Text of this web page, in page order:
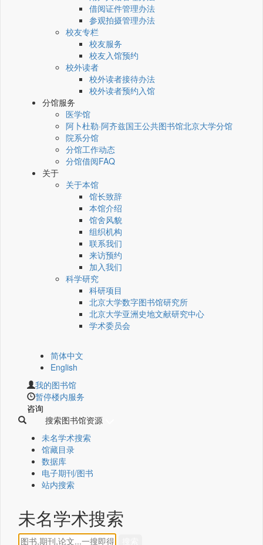
借阅证件管理办法
参观拍摄管理办法
校友专栏
校友服务
校友入馆预约
校外读者
校外读者接待办法
校外读者预约入馆
分馆服务
医学馆
阿卜杜勒·阿齐兹国王公共图书馆北京大学分馆
院系分馆
分馆工作动态
分馆借阅FAQ
关于
关于本馆
馆长致辞
本馆介绍
馆舍风貌
组织机构
联系我们
来访预约
加入我们
科学研究
科研项目
北京大学数字图书馆研究所
北京大学亚洲史地文献研究中心
学术委员会
简体中文
English
我的图书馆
暂停楼内服务
咨询
搜索图书馆资源
未名学术搜索
馆藏目录
数据库
电子期刊/图书
站内搜索
未名学术搜索